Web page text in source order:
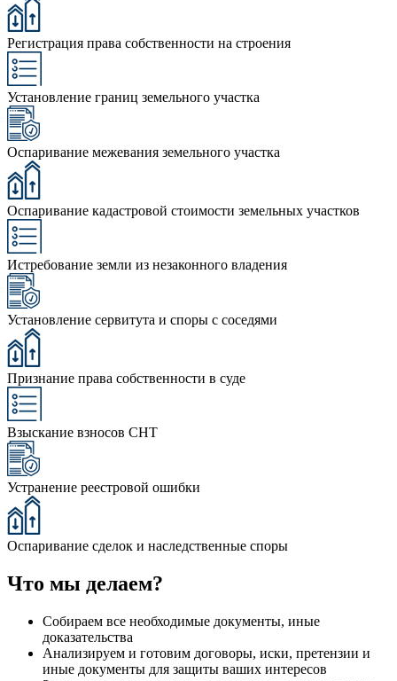
Регистрация права собственности на строения
Установление границ земельного участка
Оспаривание межевания земельного участка
Оспаривание кадастровой стоимости земельных участков
Истребование земли из незаконного владения
Установление сервитута и споры с соседями
Признание права собственности в суде
Взыскание взносов СНТ
Устранение реестровой ошибки
Оспаривание сделок и наследственные споры
Что мы делаем?
Собираем все необходимые документы, иные
доказательства
Анализируем и готовим договоры, иски, претензии и
иные документы для защиты ваших интересов